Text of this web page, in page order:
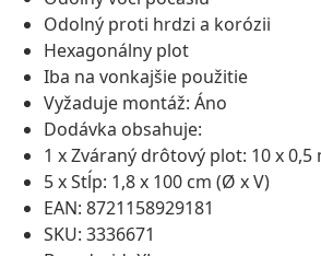
Odolný proti hrdzi a korózii
Hexagonálny plot
Iba na vonkajšie použitie
Vyžaduje montáž: Áno
Dodávka obsahuje:
1 x Zváraný drôtový plot: 10 x 0,5
5 x Stĺp: 1,8 x 100 cm (Ø x V)
EAN: 8721158929181
SKU: 3336671